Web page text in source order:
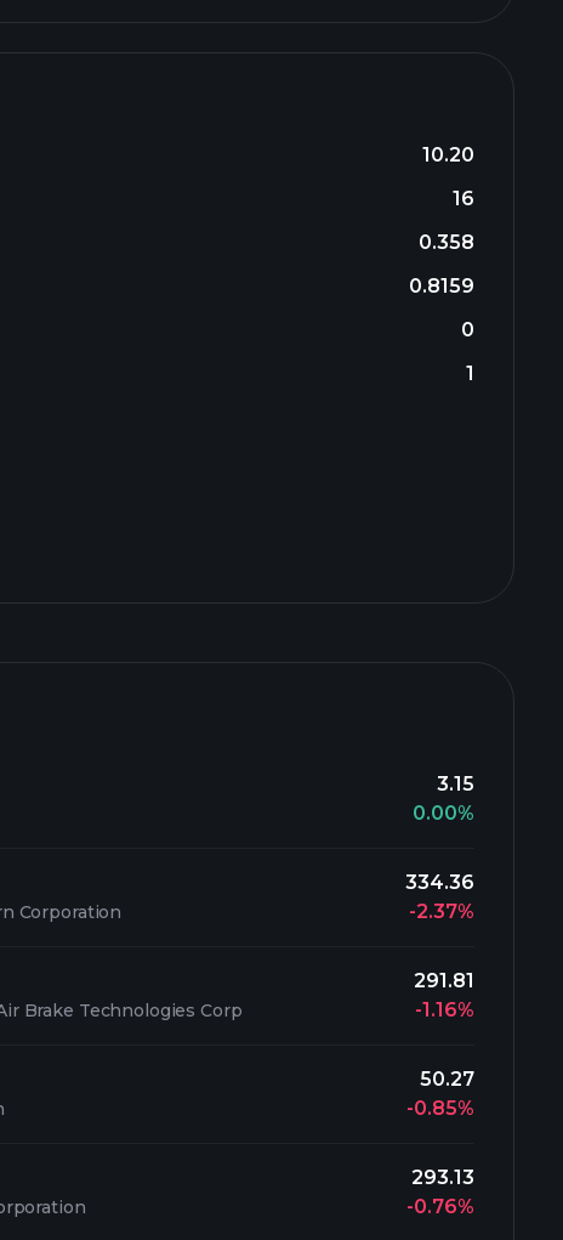
10.20
16
0.358
0.8159
0
1
3.15
0.00%
Corporation
334.36
-2.37%
Brake Technologies Corp
291.81
-1.16%
50.27
-0.85%
293.13
-0.76%